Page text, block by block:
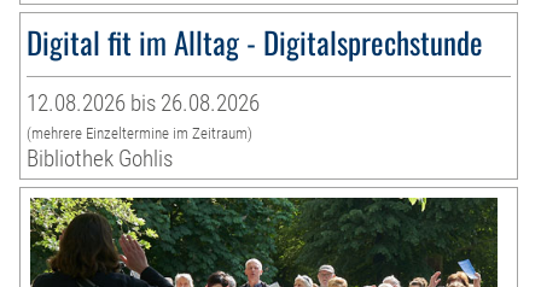
Digital fit im Alltag - Digitalsprechstunde
12.08.2026 bis 26.08.2026
(mehrere Einzeltermine im Zeitraum)
Bibliothek Gohlis